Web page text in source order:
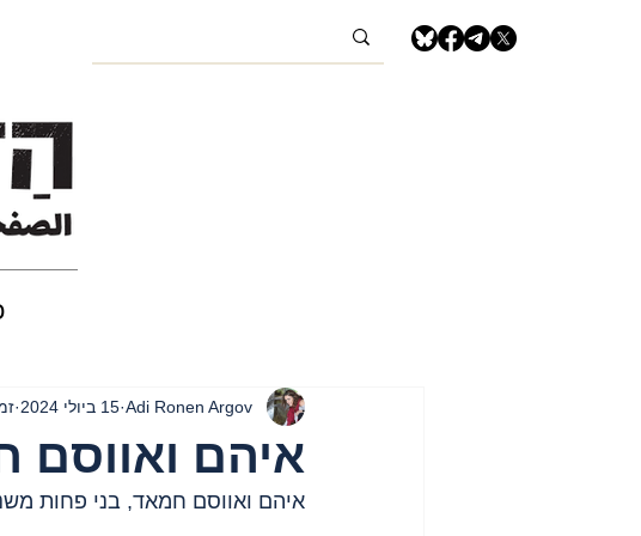
איהם ואווסם
Adi Ronen Argov 15 ביולי 2024
איהם ואווסם חמאד, בני פחות משנה,